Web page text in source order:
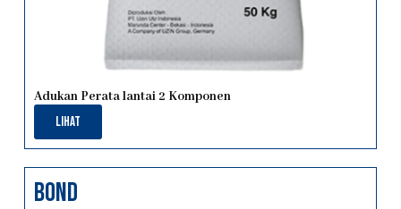
Adukan Perata lantai 2 Komponen
Lihat
bond